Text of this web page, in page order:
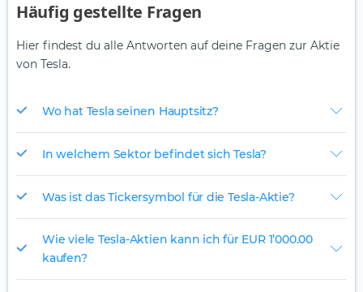
Häufig gestellte Fragen
Hier findest du alle Antworten auf deine Fragen zur Aktie
von Tesla.
Wo hat Tesla seinen Hauptsitz?
In welchem Sektor befindet sich Tesla?
Was ist das Tickersymbol für die Tesla-Aktie?
Wie viele Tesla-Aktien kann ich für EUR 1’000.00
kaufen?